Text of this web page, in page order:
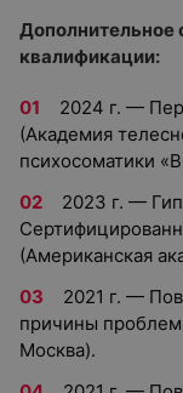
Дополнительное
квалификации:
2024 г. —
(Академия
психосоматики
2023 г. —
(Американская
2021 г. —
причины
Москва).